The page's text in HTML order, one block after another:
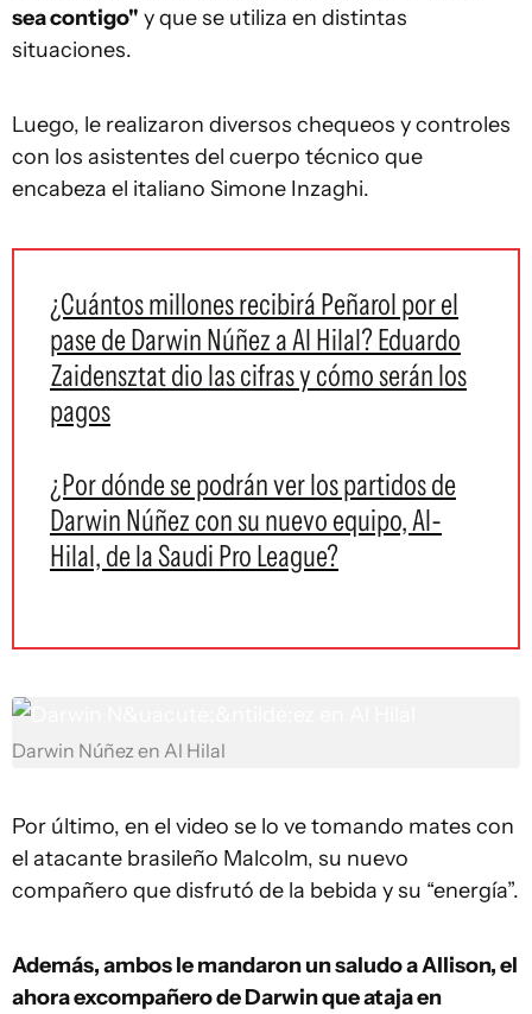
sea contigo" y que se utiliza en distintas
situaciones.
Luego, le realizaron diversos chequeos y controles
con los asistentes del cuerpo técnico que
encabeza el italiano Simone Inzaghi.
¿Cuántos millones recibirá Peñarol por el
pase de Darwin Núñez a Al Hilal? Eduardo
Zaidensztat dio las cifras y cómo serán los
pagos
¿Por dónde se podrán ver los partidos de
Darwin Núñez con su nuevo equipo, Al-
Hilal, de la Saudi Pro League?
Darwin Núñez en Al Hilal
Por último, en el video se lo ve tomando mates con
el atacante brasileño Malcolm, su nuevo
compañero que disfrutó de la bebida y su “energía”.
Además, ambos le mandaron un saludo a Allison, el
ahora excompañero de Darwin que ataja en